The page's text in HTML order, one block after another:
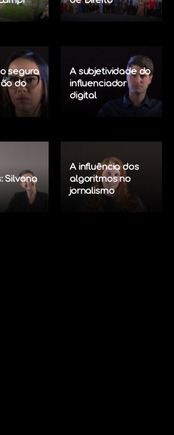
segura
do
A subjetividade do
influenciador
digital
Silvana
A influência dos
algoritmos no
jornalismo